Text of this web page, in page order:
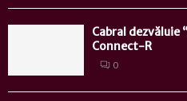
Cabral dezvăluie
Connect-R
0